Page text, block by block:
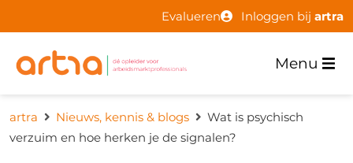
Evalueren Inloggen bij artra
Menu
artra Nieuws, kennis & blogs
Wat is psychisch
verzuim en hoe herken je de signalen?